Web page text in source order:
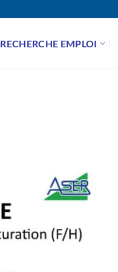
RECHERCHE EMPLOI